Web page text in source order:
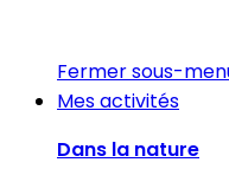
Fermer sous-
Mes activités
Dans la nature